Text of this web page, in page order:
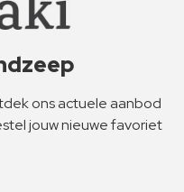
ons actuele aanbod
jouw nieuwe favoriet